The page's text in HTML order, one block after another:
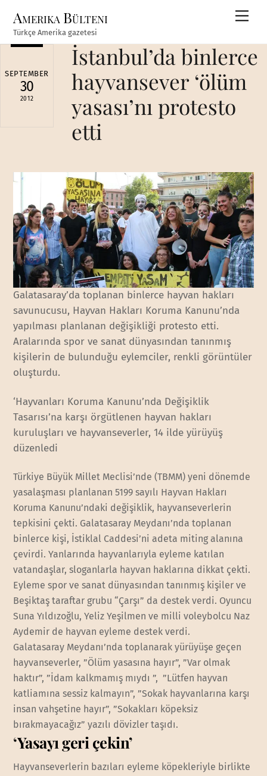
content
Amerika Bülteni
Türkçe Amerika gazetesi
SEPTEMBER
30
2012
İstanbul’da binlerce
hayvansever ‘ölüm
yasası’nı protesto
etti
Galatasaray’da toplanan binlerce hayvan hakları
savunucusu, Hayvan Hakları Koruma Kanunu’nda
yapılması planlanan değişikliği protesto etti.
Aralarında spor ve sanat dünyasından tanınmış
kişilerin de bulunduğu eylemciler, renkli görüntüler
oluşturdu.
‘Hayvanları Koruma Kanunu’nda Değişiklik
Tasarısı’na karşı örgütlenen hayvan hakları
kuruluşları ve hayvanseverler, 14 ilde yürüyüş
düzenledi
Türkiye Büyük Millet Meclisi’nde (TBMM) yeni dönemde
yasalaşması planlanan 5199 sayılı Hayvan Hakları
Koruma Kanunu’ndaki değişiklik, hayvanseverlerin
tepkisini çekti. Galatasaray Meydanı’nda toplanan
binlerce kişi, İstiklal Caddesi’ni adeta miting alanına
çevirdi. Yanlarında hayvanlarıyla eyleme katılan
vatandaşlar, sloganlarla hayvan haklarına dikkat çekti.
Eyleme spor ve sanat dünyasından tanınmış kişiler ve
Beşiktaş taraftar grubu “Çarşı” da destek verdi. Oyuncu
Suna Yıldızoğlu, Yeliz Yeşilmen ve milli voleybolcu Naz
Aydemir de hayvan eyleme destek verdi.
Galatasaray Meydanı’nda toplanarak yürüyüşe geçen
hayvanseverler, ”Ölüm yasasına hayır”, ”Var olmak
haktır”, ”İdam kalkmamış mıydı ”, ”Lütfen hayvan
katliamına sessiz kalmayın”, ”Sokak hayvanlarına karşı
insan vahşetine hayır”, ”Sokakları köpeksiz
bırakmayacağız” yazılı dövizler taşıdı.
‘Yasayı geri çekin’
Hayvanseverlerin bazıları eyleme köpekleriyle birlikte